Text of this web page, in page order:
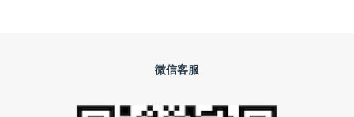
微信客服